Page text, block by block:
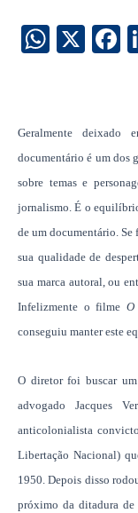
W
ts
A
p
p
X
F
e
o
o
k
Geralmente
documentário é um dos
sobre temas e
jornalismo. É o
de um documentário.
sua qualidade de
sua marca autoral, ou
Infelizmente o filme O
conseguiu manter este
O diretor foi buscar um
advogado Jacques
anticolonialista
Libertação Nacional)
1950. Depois disso
próximo da ditadura de